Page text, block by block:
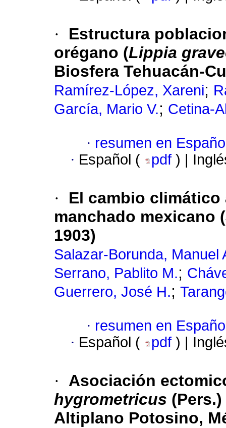
·
Estructura
orégano (Lippia
Biosfera Tehuacán-
Ramírez-López, Xareni;
García, Mario V.; Cetina-
· resumen en
· Español ( pdf ) |
·
El cambio
manchado mexicano (
1903)
Salazar-Borunda, Manuel
Serrano, Pablito M.;
Guerrero, José H.;
· resumen en
· Español ( pdf ) |
·
Asociación
hygrometricus
Altiplano Potosino,